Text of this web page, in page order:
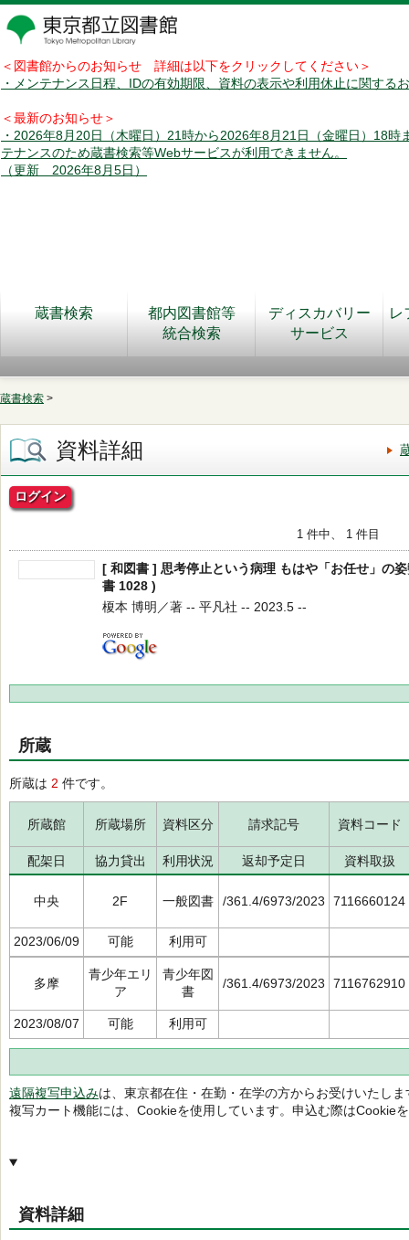
＜図書館からのお知らせ 詳細は以下をクリックしてください＞
・メンテナンス日程、IDの有効期限、資料の表示や利用休止に関する
＜最新のお知らせ＞
・2026年8月20日（木曜日）21時から2026年8月21日（金曜日）18時
テナンスのため蔵書検索等Webサービスが利用できません。
（更新 2026年8月5日）
蔵書検索
都内図書館等
統合検索
ディスカバリー
サービス
レ
蔵書検索 >
資料詳細
ログイン
1 件中、 1 件目
[ 和図書 ] 思考停止という病理 もはや「お任せ」の
書 1028 )
榎本 博明／著 -- 平凡社 -- 2023.5 --
所蔵
所蔵は 2 件です。
所蔵館 所蔵場所 資料区分 請求記号 資料コード
配架日 協力貸出 利用状況 返却予定日 資料取扱
中央 2F 一般図書 /361.4/6973/2023 7116660124
2023/06/09 可能 利用可
多摩
青少年エリ
ア
青少年図
書
/361.4/6973/2023 7116762910
2023/08/07 可能 利用可
遠隔複写申込みは、東京都在住・在勤・在学の方からお受けいたしま
複写カート機能には、Cookieを使用しています。申込む際はCookie
資料詳細